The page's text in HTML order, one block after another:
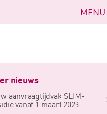
Navigatie
openen
MENU
nieuws
aanvraagtijdvak SLIM-
vanaf 1 maart 2023